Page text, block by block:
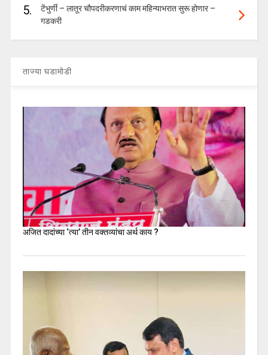
5.
टेंभुर्णी – लातूर चौपदरीकरणाचं काम महिन्याभरात सुरू होणार –
गडकरी
ताज्या घडामोडी
अजित दादांच्या ‘त्या’ तीन वक्तव्यांचा अर्थ काय ?